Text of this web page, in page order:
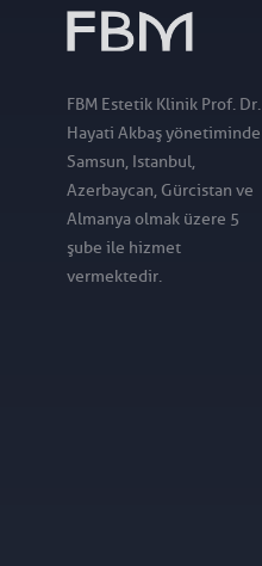
FBM Estetik Klinik Prof. Dr.
Hayati Akbaş yönetiminde
Samsun, Istanbul,
Azerbaycan, Gürcistan ve
Almanya olmak üzere 5
şube ile hizmet
vermektedir.